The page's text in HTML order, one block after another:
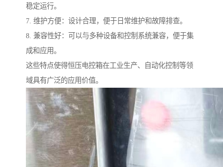
稳定运行。
7. 维护方便：设计合理，便于日常维护和故障排查。
8. 兼容性好：可以与多种设备和控制系统兼容，便于集
成和应用。
这些特点使得恒压电控箱在工业生产、自动化控制等领
域具有广泛的应用价值。